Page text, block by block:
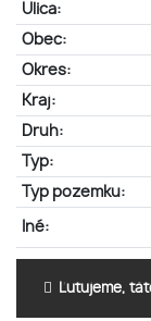
Ulica:
Obec:
Okres:
Kraj:
Druh:
Typ:
Typ pozemku:
Iné:
Ľutujeme,